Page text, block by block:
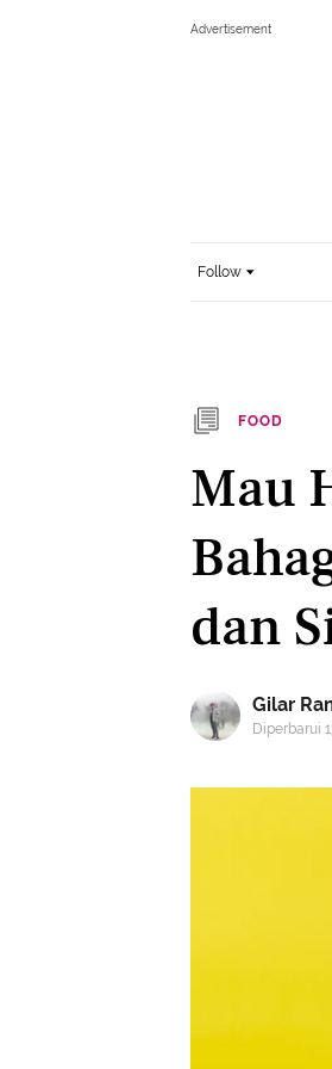
Follow
FOOD
Mau
dan
Gilar
Diperbarui